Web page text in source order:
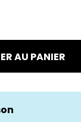
AU PANIER